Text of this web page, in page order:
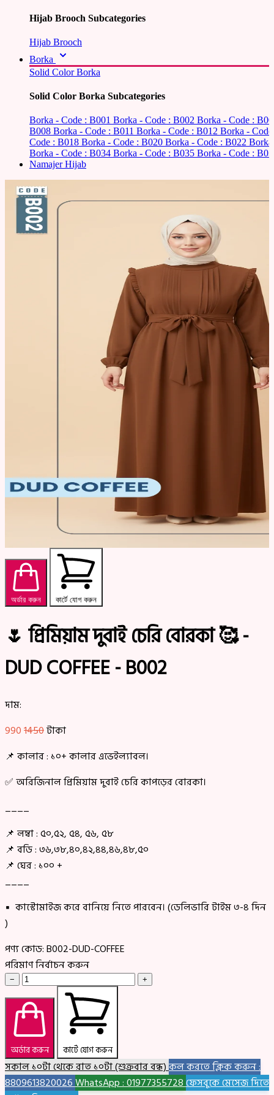
Hijab Brooch Subcategories
Hijab Brooch
Borka
Solid Color Borka
Solid Color Borka Subcategories
Borka - Code : B001 Borka - Code : B002 Borka - Code :
B008 Borka - Code : B011 Borka - Code : B012 Borka -
Code : B018 Borka - Code : B020 Borka - Code : B022
Borka - Code : B034 Borka - Code : B035 Borka - Code :
Namajer Hijab
অর্ডার করুন কার্টে যোগ করুন
🌷 প্রিমিয়াম দুবাই চেরি বোরকা 🥰 -
DUD COFFEE - B002
দাম:
9901450টাকা
📌 কালার : ১০+ কালার এভেইল্যাবল।
✅ অরিজিনাল প্রিমিয়াম দুবাই চেরি কাপড়ের বোরকা।
____
📌 লম্বা : ৫০,৫২, ৫৪, ৫৬, ৫৮
📌 বডি : ৩৬,৩৮,৪০,৪২,৪৪,৪৬,৪৮,৫০
📌 ঘের : ১০০ +
____
▪ কাস্টোমাইজ করে বানিয়ে নিতে পারবেন। (ডেলিভারি টাইম ৩-৪ দিন
)
পণ্য কোড:B002-DUD-COFFEE
পরিমাণ নির্বাচন করুন
− +
অর্ডার করুন কার্টে যোগ করুন
সকাল ১০টা থেকে রাত ১০টা (শুক্রবার বন্ধ)কল করতে ক্লিক করুন :
8809613820026WhatsApp : 01977355728ফেসবুকে মেসেজ দিতে